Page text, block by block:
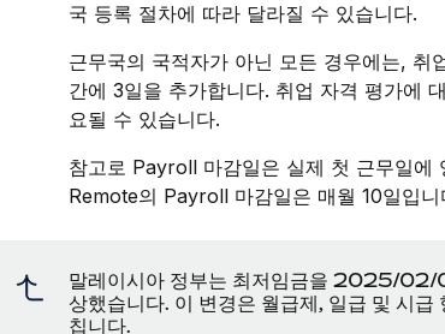
국 등록 절차에 따라 달라질 수 있습니다.
근무국의 국적자가 아닌 모든 경우에는, 취
간에 3일을 추가합니다. 취업 자격 평가에
요될 수 있습니다.
참고로 Payroll 마감일은 실제 첫 근무일에
Remote의 Payroll 마감일은 매월 10일입니
말레이시아 정부는 최저임금을 2025/
상했습니다. 이 변경은 월급제, 일급 및 시
칩니다.